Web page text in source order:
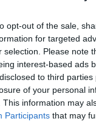
opt-out of the sale,
for targeted
selection. Please note
interest-based ads
to third
of your personal
This information may
Participants that may
in maniera
non sono mai
limite.
del belmondo
be',
ho letto Proust
che questo